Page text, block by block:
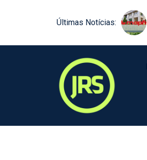
Últimas Notícias: